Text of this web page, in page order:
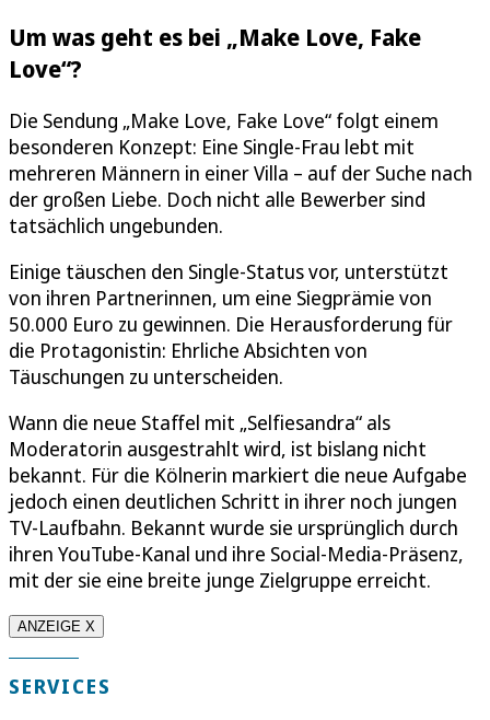
Um was geht es bei „Make Love, Fake
Love“?
Die Sendung „Make Love, Fake Love“ folgt einem
besonderen Konzept: Eine Single-Frau lebt mit
mehreren Männern in einer Villa – auf der Suche nach
der großen Liebe. Doch nicht alle Bewerber sind
tatsächlich ungebunden.
Einige täuschen den Single-Status vor, unterstützt
von ihren Partnerinnen, um eine Siegprämie von
50.000 Euro zu gewinnen. Die Herausforderung für
die Protagonistin: Ehrliche Absichten von
Täuschungen zu unterscheiden.
Wann die neue Staffel mit „Selfiesandra“ als
Moderatorin ausgestrahlt wird, ist bislang nicht
bekannt. Für die Kölnerin markiert die neue Aufgabe
jedoch einen deutlichen Schritt in ihrer noch jungen
TV-Laufbahn. Bekannt wurde sie ursprünglich durch
ihren YouTube-Kanal und ihre Social-Media-Präsenz,
mit der sie eine breite junge Zielgruppe erreicht.
ANZEIGE X
SERVICES